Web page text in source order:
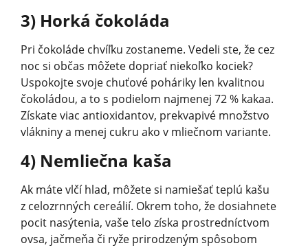
3) Horká čokoláda
Pri čokoláde chvíľku zostaneme. Vedeli ste, že cez
noc si občas môžete dopriať niekoľko kociek?
Uspokojte svoje chuťové poháriky len kvalitnou
čokoládou, a to s podielom najmenej 72 % kakaa.
Získate viac antioxidantov, prekvapivé množstvo
vlákniny a menej cukru ako v mliečnom variante.
4) Nemliečna kaša
Ak máte vlčí hlad, môžete si namiešať teplú kašu
z celozrnných cereálií. Okrem toho, že dosiahnete
pocit nasýtenia, vaše telo získa prostredníctvom
ovsa, jačmeňa či ryže prirodzeným spôsobom